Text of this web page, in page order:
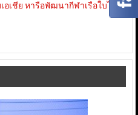
อเชีย หารือพัฒนากีฬาเรือใบไทย-